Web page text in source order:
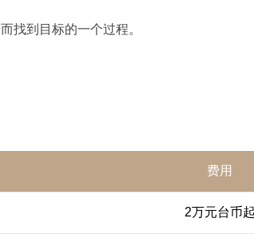
找到目标的一个过程。
费用
2万元台币起